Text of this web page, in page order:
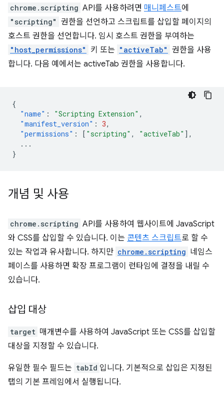
chrome.scripting API를 사용하려면 매니페스트에
"scripting" 권한을 선언하고 스크립트를 삽입할 페이지의
호스트 권한을 선언합니다. 임시 호스트 권한을 부여하는
"host_permissions" 키 또는 "activeTab" 권한을 사용
합니다. 다음 예에서는 activeTab 권한을 사용합니다.
{
"name" : "Scripting Extension" ,
"manifest_version" : 3,
"permissions" : [ "scripting" , "activeTab" ],
...
}
개념 및 사용
chrome.scripting API를 사용하여 웹사이트에 JavaScript
와 CSS를 삽입할 수 있습니다. 이는 콘텐츠 스크립트로 할 수
있는 작업과 유사합니다. 하지만 chrome.scripting 네임스
페이스를 사용하면 확장 프로그램이 런타임에 결정을 내릴 수
있습니다.
삽입 대상
target 매개변수를 사용하여 JavaScript 또는 CSS를 삽입할
대상을 지정할 수 있습니다.
유일한 필수 필드는 tabId 입니다. 기본적으로 삽입은 지정된
탭의 기본 프레임에서 실행됩니다.